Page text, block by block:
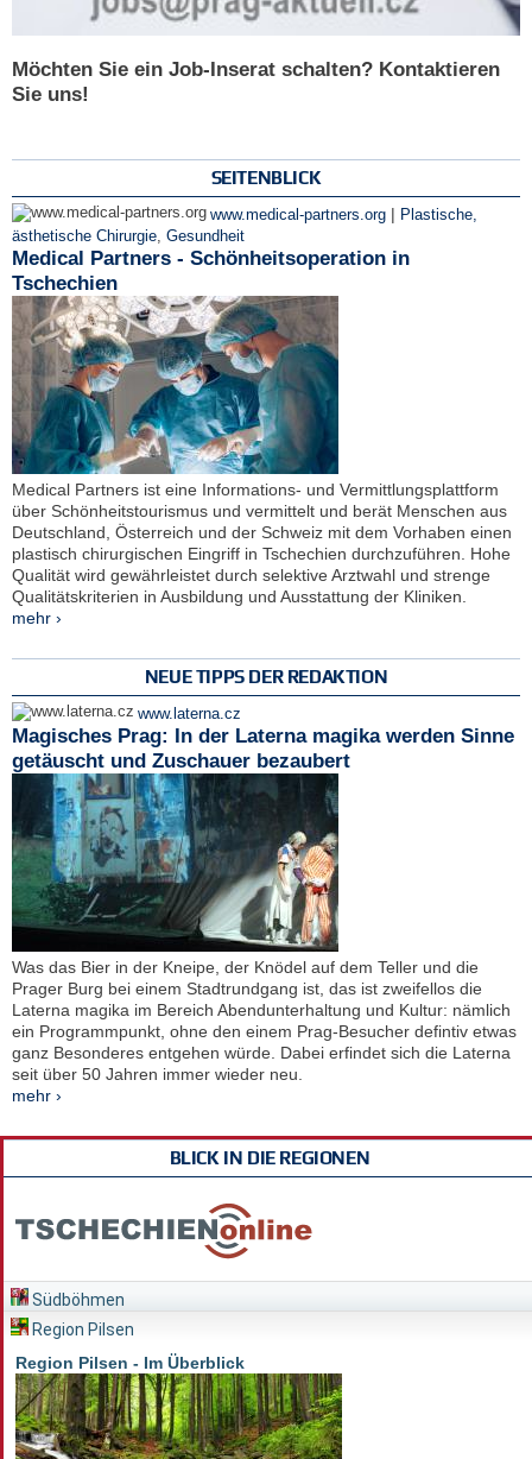
Möchten Sie ein Job-Inserat schalten? Kontaktieren
Sie uns!
SEITENBLICK
www.medical-partners.org | Plastische,
ästhetische Chirurgie Gesundheit
Medical Partners - Schönheitsoperation in
Tschechien
Medical Partners ist eine Informations- und Vermittlungsplattform
über Schönheitstourismus und vermittelt und berät Menschen aus
Deutschland, Österreich und der Schweiz mit dem Vorhaben einen
plastisch chirurgischen Eingriff in Tschechien durchzuführen. Hohe
Qualität wird gewährleistet durch selektive Arztwahl und strenge
Qualitätskriterien in Ausbildung und Ausstattung der Kliniken.
mehr ›
NEUE TIPPS DER REDAKTION
www.laterna.cz
Magisches Prag: In der Laterna magika werden Sinne
getäuscht und Zuschauer bezaubert
Was das Bier in der Kneipe, der Knödel auf dem Teller und die
Prager Burg bei einem Stadtrundgang ist, das ist zweifellos die
Laterna magika im Bereich Abendunterhaltung und Kultur: nämlich
ein Programmpunkt, ohne den einem Prag-Besucher defintiv etwas
ganz Besonderes entgehen würde. Dabei erfindet sich die Laterna
seit über 50 Jahren immer wieder neu.
mehr ›
BLICK IN DIE REGIONEN
Südböhmen
Region Pilsen
Region Pilsen - Im Überblick